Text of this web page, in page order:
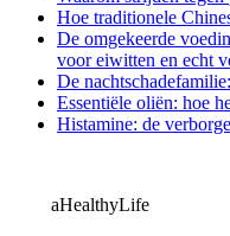
Hoe traditionele
De omgekeerde
voor eiwitten en echt
De
Essentiële oliën: hoe
Histamine: de
aHealthyLife